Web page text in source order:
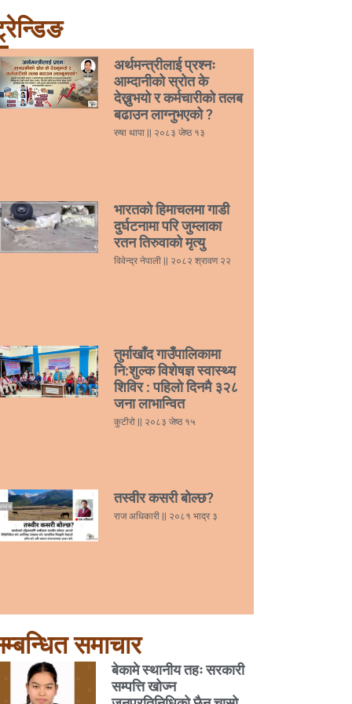
अर्थमन्त्रीलाई प्रश्नः
आम्दानीको स्रोत के
देख्नुभयो र कर्मचारीको तलब
बढाउन लाग्नुभएको ?
रुषा थापा २०८३ जेष्ठ १३
भारतको हिमाचलमा गाडी
दुर्घटनामा परि जुम्लाका
रतन तिरुवाको मृत्यु
विवेन्द्र नेपाली २०८२ श्रावण २२
तुर्माखाँद गाउँपालिकामा
नि:शुल्क विशेषज्ञ स्वास्थ्य
शिविर : पहिलो दिनमै ३२८
जना लाभान्वित
कुटीरो २०८३ जेष्ठ १५
तस्वीर कसरी बोल्छ?
राज अधिकारी २०८१ भाद्र ३
समाचार
बेकामे स्थानीय तहः सरकारी
सम्पत्ति खोज्न